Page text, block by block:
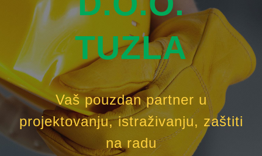
TUZLA
Vaš pouzdan partner u
projektovanju, istraživanju, zaštiti
na radu